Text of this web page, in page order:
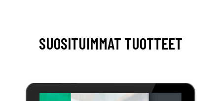
SUOSITUIMMAT TUOTTEET